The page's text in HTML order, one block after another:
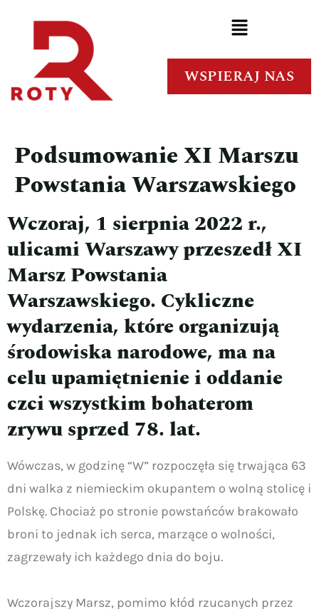
WSPIERAJ NAS
Podsumowanie XI Marszu
Powstania Warszawskiego
Wczoraj, 1 sierpnia 2022 r.,
ulicami Warszawy przeszedł XI
Marsz Powstania
Warszawskiego. Cykliczne
wydarzenia, które organizują
środowiska narodowe, ma na
celu upamiętnienie i oddanie
czci wszystkim bohaterom
zrywu sprzed 78. lat.
Wówczas, w godzinę “W” rozpoczęła się trwająca 63
dni walka z niemieckim okupantem o wolną stolicę i
Polskę. Chociaż po stronie powstańców brakowało
broni to jednak ich serca, marzące o wolności,
zagrzewały ich każdego dnia do boju.
Wczorajszy Marsz, pomimo kłód rzucanych przez